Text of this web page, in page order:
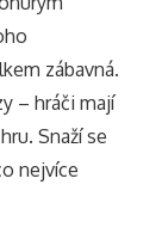
zábavná.
– hráči mají
Snaží se
nejvíce